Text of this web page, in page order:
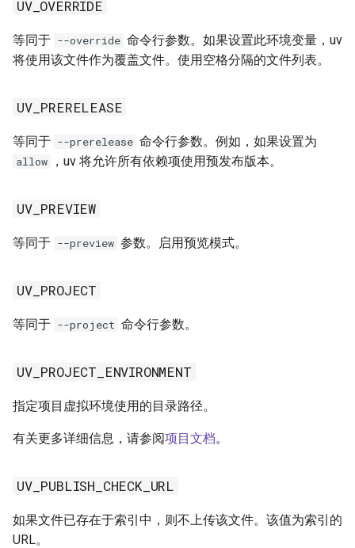
UV_OVERRIDE
等同于 --override 命令行参数。如果设置此环境变量，uv
将使用该文件作为覆盖文件。使用空格分隔的文件列表。
UV_PRERELEASE
等同于 --prerelease 命令行参数。例如，如果设置为
allow ，uv 将允许所有依赖项使用预发布版本。
UV_PREVIEW
等同于 --preview 参数。启用预览模式。
UV_PROJECT
等同于 --project 命令行参数。
UV_PROJECT_ENVIRONMENT
指定项目虚拟环境使用的目录路径。
有关更多详细信息，请参阅项目文档。
UV_PUBLISH_CHECK_URL
如果文件已存在于索引中，则不上传该文件。该值为索引的
URL。